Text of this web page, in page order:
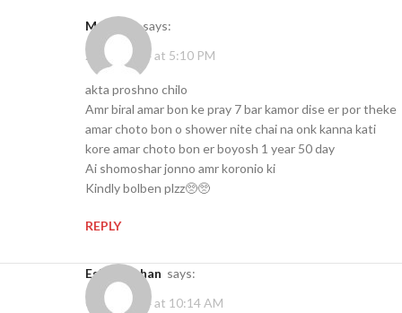
Mariyam says:
20/04/2024 at 5:10 PM
akta proshno chilo
Amr biral amar bon ke pray 7 bar kamor dise er por theke
amar choto bon o shower nite chai na onk kanna kati
kore amar choto bon er boyosh 1 year 50 day
Ai shomoshar jonno amr koronio ki
Kindly bolben plzz🥺🥺
REPLY
Eshrat Jahan says:
03/09/2024 at 10:14 AM